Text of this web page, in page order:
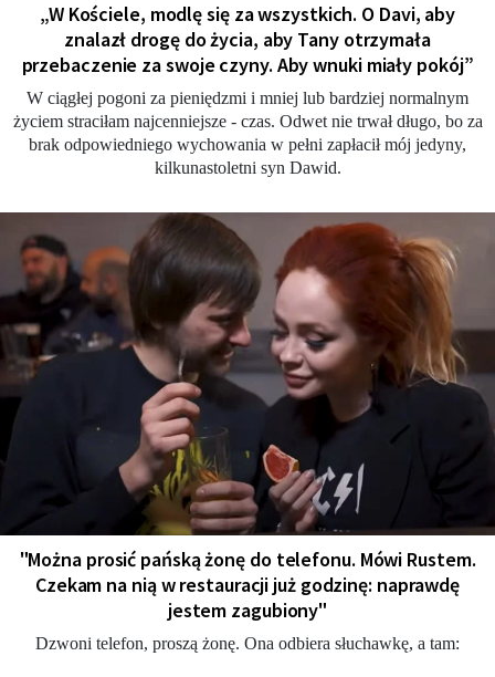
„W Kościele, modlę się za wszystkich. O Davi, aby
znalazł drogę do życia, aby Tany otrzymała
przebaczenie za swoje czyny. Aby wnuki miały pokój”
W ciągłej pogoni za pieniędzmi i mniej lub bardziej normalnym
życiem straciłam najcenniejsze - czas. Odwet nie trwał długo, bo za
brak odpowiedniego wychowania w pełni zapłacił mój jedyny,
kilkunastoletni syn Dawid.
"Można prosić pańską żonę do telefonu. Mówi Rustem.
Czekam na nią w restauracji już godzinę: naprawdę
jestem zagubiony"
Dzwoni telefon, proszą żonę. Ona odbiera słuchawkę, a tam: